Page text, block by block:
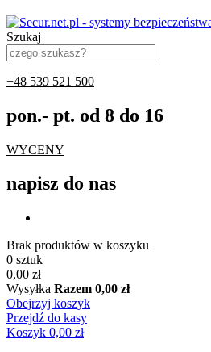
Szukaj
+48 539 521 500
pon.- pt. od 8 do 16
WYCENY
napisz do nas
Brak produktów w koszyku
0 sztuk
0,00 zł
Wysyłka Razem 0,00 zł
Obejrzyj koszyk
Przejdź do kasy
Koszyk 0,00 zł